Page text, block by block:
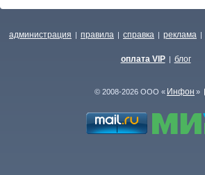
администрация | правила | справка | реклама |
оплата VIP | блог
© 2008-2026 ООО « Инфон »